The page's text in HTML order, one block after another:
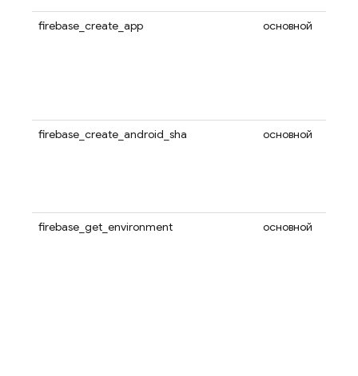
firebase_create_app основной
firebase_create_android_sha основной
firebase_get_environment основной